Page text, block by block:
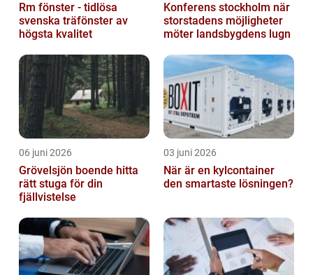
Rm fönster - tidlösa
svenska träfönster av
högsta kvalitet
Konferens stockholm när
storstadens möjligheter
möter landsbygdens lugn
06 juni 2026
Grövelsjön boende hitta
rätt stuga för din
fjällvistelse
03 juni 2026
När är en kylcontainer
den smartaste lösningen?